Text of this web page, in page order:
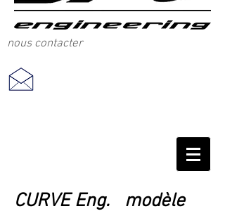
nous contacter
CURVE Eng. modèle